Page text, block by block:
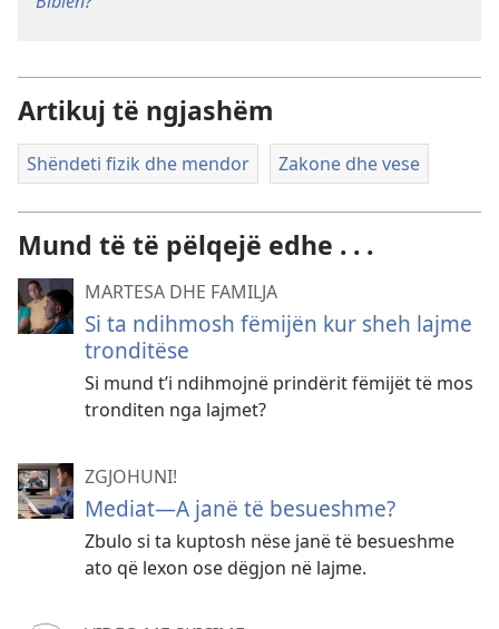
Artikuj të ngjashëm
Shëndeti fizik dhe mendor Zakone dhe vese
Mund të të pëlqejë edhe . . .
MARTESA DHE FAMILJA
Si ta ndihmosh fëmijën kur sheh lajme
tronditëse
Si mund t’i ndihmojnë prindërit fëmijët të mos
tronditen nga lajmet?
ZGJOHUNI!
Mediat—A janë të besueshme?
Zbulo si ta kuptosh nëse janë të besueshme
ato që lexon ose dëgjon në lajme.